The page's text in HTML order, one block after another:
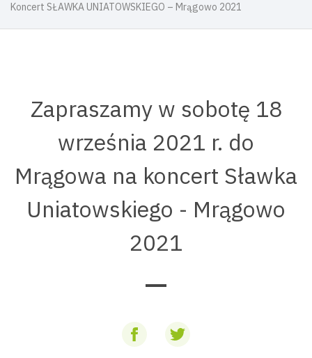
Koncert SŁAWKA UNIATOWSKIEGO – Mrągowo 2021
Zapraszamy w sobotę 18
września 2021 r. do
Mrągowa na koncert Sławka
Uniatowskiego - Mrągowo
2021